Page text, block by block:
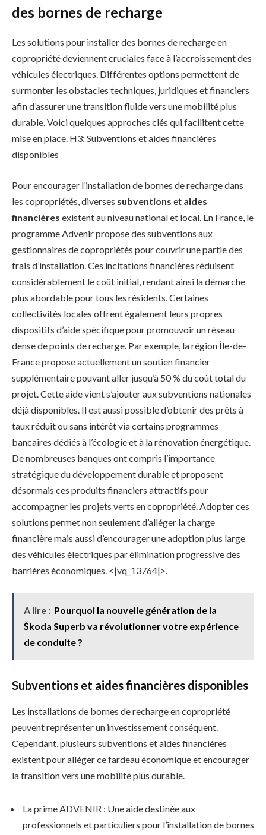
des bornes de recharge
Les solutions pour installer des bornes de recharge en
copropriété deviennent cruciales face à l’accroissement des
véhicules électriques. Différentes options permettent de
surmonter les obstacles techniques, juridiques et financiers
afin d’assurer une transition fluide vers une mobilité plus
durable. Voici quelques approches clés qui facilitent cette
mise en place. H3: Subventions et aides financières
disponibles
Pour encourager l’installation de bornes de recharge dans
les copropriétés, diverses subventions et aides
financières existent au niveau national et local. En France, le
programme Advenir propose des subventions aux
gestionnaires de copropriétés pour couvrir une partie des
frais d’installation. Ces incitations financières réduisent
considérablement le coût initial, rendant ainsi la démarche
plus abordable pour tous les résidents. Certaines
collectivités locales offrent également leurs propres
dispositifs d’aide spécifique pour promouvoir un réseau
dense de points de recharge. Par exemple, la région Île-de-
France propose actuellement un soutien financier
supplémentaire pouvant aller jusqu’à 50 % du coût total du
projet. Cette aide vient s’ajouter aux subventions nationales
déjà disponibles. Il est aussi possible d’obtenir des prêts à
taux réduit ou sans intérêt via certains programmes
bancaires dédiés à l’écologie et à la rénovation énergétique.
De nombreuses banques ont compris l’importance
stratégique du développement durable et proposent
désormais ces produits financiers attractifs pour
accompagner les projets verts en copropriété. Adopter ces
solutions permet non seulement d’alléger la charge
financière mais aussi d’encourager une adoption plus large
des véhicules électriques par élimination progressive des
barrières économiques. <|vq_13764|>.
A lire : Pourquoi la nouvelle génération de la
Škoda Superb va révolutionner votre expérience
de conduite ?
Subventions et aides financières disponibles
Les installations de bornes de recharge en copropriété
peuvent représenter un investissement conséquent.
Cependant, plusieurs subventions et aides financières
existent pour alléger ce fardeau économique et encourager
la transition vers une mobilité plus durable.
La prime ADVENIR : Une aide destinée aux
professionnels et particuliers pour l’installation de bornes